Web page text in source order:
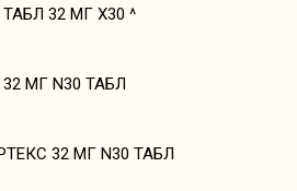
32 МГ Х30 ^
МГ N30 ТАБЛ
32 МГ N30 ТАБЛ